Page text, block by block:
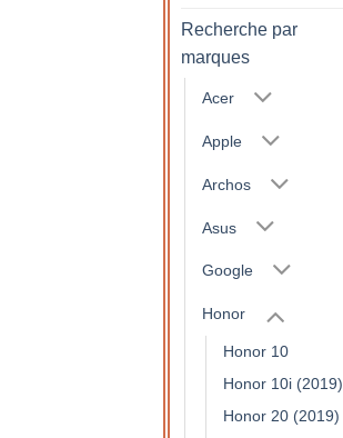
Recherche par
marques
Acer
Apple
Archos
Asus
Google
Honor
Honor 10
Honor 10i (2019)
Honor 20 (2019)